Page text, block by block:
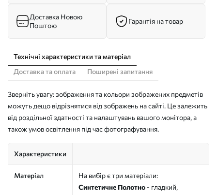
Доставка Новою
Поштою
Гарантія на товар
Технічні характеристики та матеріал
Доставка та оплата
Поширені запитання
Зверніть увагу: зображення та кольори зображених предметів
можуть дещо відрізнятися від зображень на сайті. Це залежить
від роздільної здатності та налаштувань вашого монітора, а
також умов освітлення під час фотографування.
Характеристики
Матеріал
На вибір є три матеріали:
Синтетичне Полотно - гладкий,